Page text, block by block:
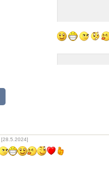
[28.5.2024]